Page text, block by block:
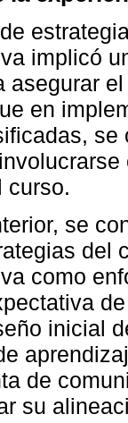
implicó
asegurar
en
curso.
se
del
como
inicial
de
su